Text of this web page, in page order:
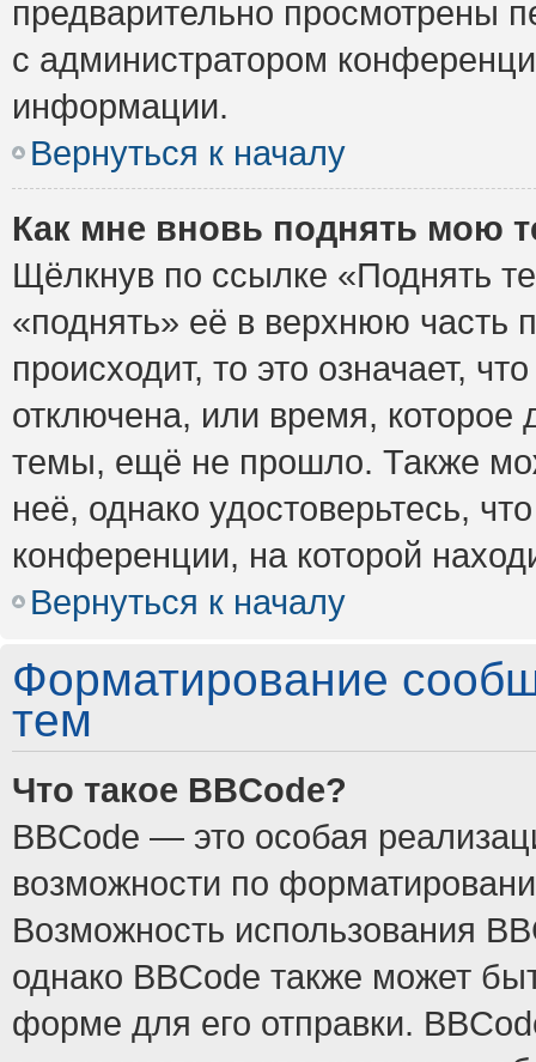
предварительно просмотрены
с администратором
информации.
Вернуться к началу
Как мне вновь поднять мою
Щёлкнув по ссылке «Поднять
«поднять» её в верхнюю часть
происходит, то это означает,
отключена, или время, которое
темы, ещё не прошло. Также
неё, однако удостоверьтесь,
конференции, на которой
Вернуться к началу
Форматирование
тем
Что такое BBCode?
BBCode — это особая
возможности по
Возможность использования
однако BBCode также может
форме для его отправки.